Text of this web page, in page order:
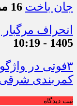
جان باخت 16 مرداد 1405 - 10:23
انحراف
1405 - 10:19
کمربندی شرقی
ثبت دیدگاه